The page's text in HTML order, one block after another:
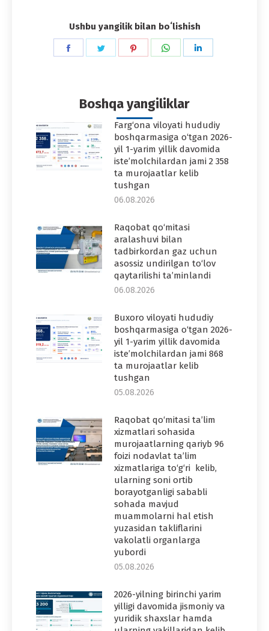
Ushbu yangilik bilan boʻlishish
Share
Share
Share
Share
Boshqa yangiliklar
Farg‘ona viloyati hududiy
boshqarmasiga o‘tgan 2026-
yil 1-yarim yillik davomida
iste’molchilardan jami 2 358
ta murojaatlar kelib
tushgan
06.08.2026
Raqobat qo‘mitasi
aralashuvi bilan
tadbirkordan gaz uchun
asossiz undirilgan to‘lov
qaytarilishi ta’minlandi
06.08.2026
Buxoro viloyati hududiy
boshqarmasiga o‘tgan 2026-
yil 1-yarim yillik davomida
iste’molchilardan jami 868
ta murojaatlar kelib
tushgan
05.08.2026
Raqobat qo‘mitasi ta’lim
xizmatlari sohasida
murojaatlarning qariyb 96
foizi nodavlat ta’lim
xizmatlariga to‘g‘ri kelib,
ularning soni ortib
borayotganligi sababli
sohada mavjud
muammolarni hal etish
yuzasidan takliflarini
vakolatli organlarga
yubordi
05.08.2026
2026-yilning birinchi yarim
yilligi davomida jismoniy va
yuridik shaxslar hamda